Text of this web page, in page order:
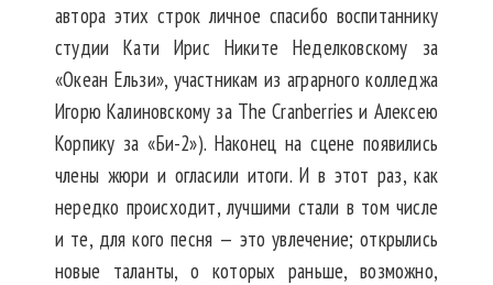
автора этих строк личное спасибо воспитаннику
студии Кати Ирис Никите Неделковскому за
«Океан Ельзи», участникам из аграрного колледжа
Игорю Калиновскому за The Cranberries и Алексею
Корпику за «Би-2»). Наконец на сцене появились
члены жюри и огласили итоги. И в этот раз, как
нередко происходит, лучшими стали в том числе
и те, для кого песня — это увлечение; открылись
новые таланты, о которых раньше, возможно,